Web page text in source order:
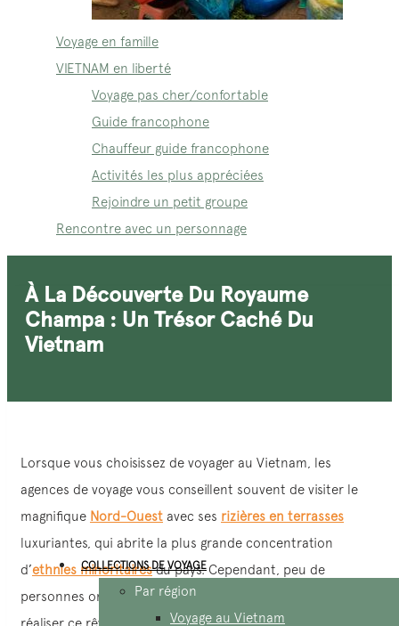
Voyage en famille
VIETNAM en liberté
Voyage pas cher/confortable
Guide francophone
Chauffeur guide francophone
Activités les plus appréciées
Rejoindre un petit groupe
Rencontre avec un personnage
COLLECTIONS DE VOYAGE
Par région
Voyage au Vietnam
À La Découverte Du Royaume
Champa : Un Trésor Caché Du
Vietnam
Lorsque vous choisissez de voyager au Vietnam, les
agences de voyage vous conseillent souvent de visiter le
magnifique Nord-Ouest avec ses rizières en terrasses
luxuriantes, qui abrite la plus grande concentration
d’ethnies minoritairesdu pays. Cependant, peu de
personnes ont le temps de prolonger leur voyage pour
réaliser ce rêve. Alors, avec un itinéraire classique, est-il